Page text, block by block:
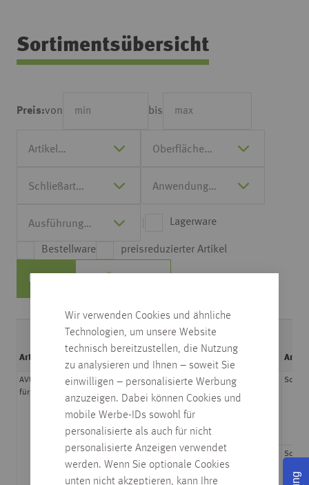
Wir verwenden Cookies und ähnliche
Technologien, um unsere Website
technisch bereitzustellen, die Nutzung
zu analysieren und Ihnen – soweit Sie
einwilligen – personalisierte Werbung
anzuzeigen. Dabei können Cookies und
mobile Werbe-IDs sowohl für
personalisierte als auch für nicht
personalisierte Anzeigen verwendet
werden. Wenn Sie optionale Cookies
unten nicht akzeptieren, kann Ihre
Sortimentsübersicht
Preis:von bis
Lagerware
Bestellware preisreduzierter Artikel
AVUS Griffpaar
für Glastüren
graphitschwarz ohne Rosetten
kaschmirgrau ohne Rosetten
Artikel